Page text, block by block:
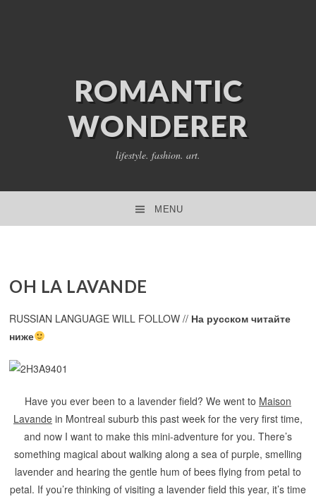
ROMANTIC
WONDERER
lifestyle. fashion. art.
MENU
OH LA LAVANDE
RUSSIAN LANGUAGE WILL FOLLOW // На русском читайте
ниже
Have you ever been to a lavender field? We went to Maison
Lavande in Montreal suburb this past week for the very first time,
and now I want to make this mini-adventure for you. There’s
something magical about walking along a sea of purple, smelling
lavender and hearing the gentle hum of bees flying from petal to
petal. If you’re thinking of visiting a lavender field this year, it’s time